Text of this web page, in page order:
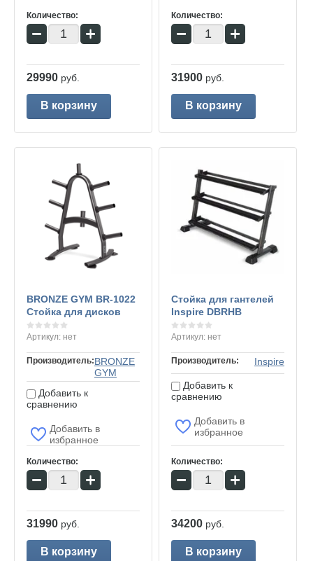
Количество:
− +
29990 руб.
В корзину
Количество:
− +
31900 руб.
В корзину
BRONZE GYM BR-1022
Стойка для дисков
Артикул: нет
Производитель:BRONZE
GYM
Добавить к
сравнению
Добавить в
избранное
Количество:
− +
31990 руб.
В корзину
Стойка для гантелей
Inspire DBRHB
Артикул:нет
Производитель: Inspire
Добавить к
сравнению
Добавить в
избранное
Количество:
− +
34200 руб.
В корзину